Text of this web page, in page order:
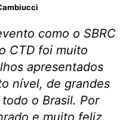
como o SBRC
CTD foi muito
apresentados
nível, de grandes
o Brasil. Por
e muito feliz